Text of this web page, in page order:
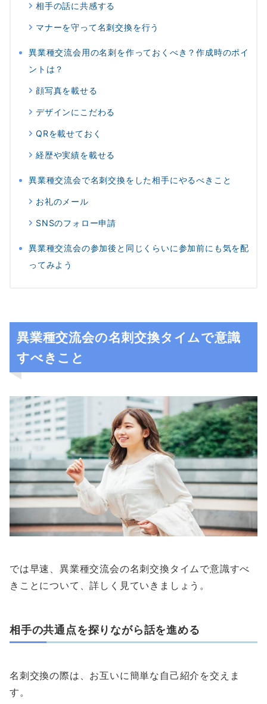
相手の話に共感する
マナーを守って名刺交換を行う
異業種交流会用の名刺を作っておくべき？作成時のポイ
ントは？
顔写真を載せる
デザインにこだわる
QRを載せておく
経歴や実績を載せる
異業種交流会で名刺交換をした相手にやるべきこと
お礼のメール
SNSのフォロー申請
異業種交流会の参加後と同じくらいに参加前にも気を配
ってみよう
異業種交流会の名刺交換タイムで意識
すべきこと
では早速、異業種交流会の名刺交換タイムで意識すべ
きことについて、詳しく見ていきましょう。
相手の共通点を探りながら話を進める
名刺交換の際は、お互いに簡単な自己紹介を交えま
す。